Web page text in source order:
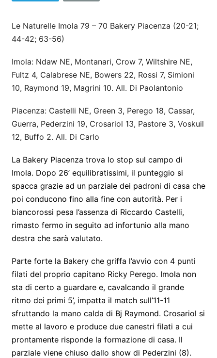
Le Naturelle Imola 79 – 70 Bakery Piacenza (20-21;
44-42; 63-56)
Imola: Ndaw NE, Montanari, Crow 7, Wiltshire NE,
Fultz 4, Calabrese NE, Bowers 22, Rossi 7, Simioni
10, Raymond 19, Magrini 10. All. Di Paolantonio
Piacenza: Castelli NE, Green 3, Perego 18, Cassar,
Guerra, Pederzini 19, Crosariol 13, Pastore 3, Voskuil
12, Buffo 2. All. Di Carlo
La Bakery Piacenza trova lo stop sul campo di
Imola. Dopo 26’ equilibratissimi, il punteggio si
spacca grazie ad un parziale dei padroni di casa che
poi conducono fino alla fine con autorità. Per i
biancorossi pesa l’assenza di Riccardo Castelli,
rimasto fermo in seguito ad infortunio alla mano
destra che sarà valutato.
Parte forte la Bakery che griffa l’avvio con 4 punti
filati del proprio capitano Ricky Perego. Imola non
sta di certo a guardare e, cavalcando il grande
ritmo dei primi 5’, impatta il match sull’11-11
sfruttando la mano calda di Bj Raymond. Crosariol si
mette al lavoro e produce due canestri filati a cui
prontamente risponde la formazione di casa. Il
parziale viene chiuso dallo show di Pederzini (8).